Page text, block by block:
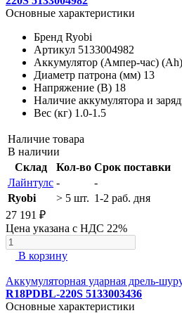
Основные характеристики
Бренд Ryobi
Артикул 5133004982
Аккумулятор (Ампер-час) (Ah)
Диаметр патрона (мм) 13
Напряжение (В) 18
Наличие аккумулятора и
Вес (кг) 1.0-1.5
Наличие товара
В наличии
Склад
Кол-во Срок поставки
Лайнтулс -
-
Ryobi
> 5 шт. 1-2 раб. дня
27 191 ₽
Цена указана с НДС 22%
В корзину
Аккумуляторная ударная дрель-
R18PDBL-220S 5133003436
Основные характеристики